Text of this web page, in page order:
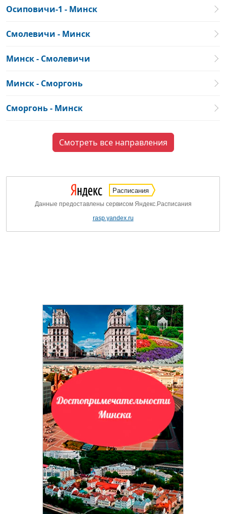
Осиповичи-1 - Минск
Смолевичи - Минск
Минск - Смолевичи
Минск - Сморгонь
Сморгонь - Минск
Смотреть все направления
Расписания
Данные предоставлены сервисом Яндекс.Расписания
rasp.yandex.ru